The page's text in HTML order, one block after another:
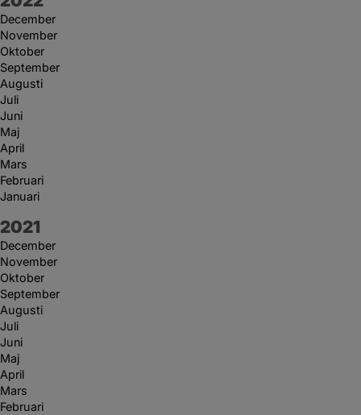
December
November
Oktober
September
Augusti
Juli
Juni
Maj
April
Mars
Februari
Januari
År:
2021
December
November
Oktober
September
Augusti
Juli
Juni
Maj
April
Mars
Februari